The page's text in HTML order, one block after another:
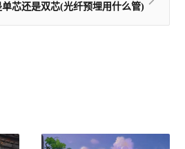
芯还是双芯(光纤预埋用什么管)